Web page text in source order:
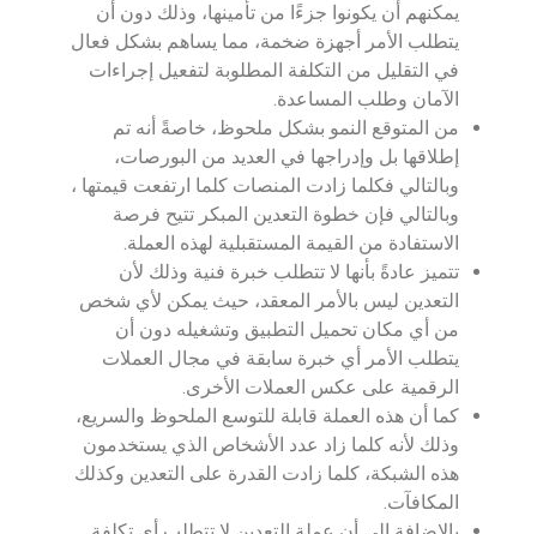
يمكنهم أن يكونوا جزءًا من تأمينها، وذلك دون أن
يتطلب الأمر أجهزة ضخمة، مما يساهم بشكل فعال
في التقليل من التكلفة المطلوبة لتفعيل إجراءات
الآمان وطلب المساعدة.
من المتوقع النمو بشكل ملحوظ، خاصةً أنه تم
إطلاقها بل وإدراجها في العديد من البورصات،
وبالتالي فكلما زادت المنصات كلما ارتفعت قيمتها ،
وبالتالي فإن خطوة التعدين المبكر تتيح فرصة
الاستفادة من القيمة المستقبلية لهذه العملة.
تتميز عادةً بأنها لا تتطلب خبرة فنية وذلك لأن
التعدين ليس بالأمر المعقد، حيث يمكن لأي شخص
من أي مكان تحميل التطبيق وتشغيله دون أن
يتطلب الأمر أي خبرة سابقة في مجال العملات
الرقمية على عكس العملات الأخرى.
كما أن هذه العملة قابلة للتوسع الملحوظ والسريع،
وذلك لأنه كلما زاد عدد الأشخاص الذي يستخدمون
هذه الشبكة، كلما زادت القدرة على التعدين وكذلك
المكافآت.